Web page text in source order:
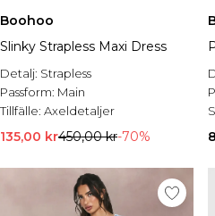
Boohoo
Slinky Strapless Maxi Dress
Detalj: Strapless
Passform: Main
Tillfälle: Axeldetaljer
135,00 kr450,00 kr-70%